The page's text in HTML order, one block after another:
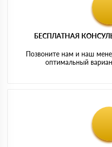
БЕСПЛАТНАЯ
Позвоните нам и наш
оптимальный